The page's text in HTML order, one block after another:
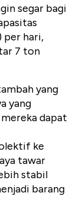
segar bagi
per hari,
7 ton
yang
yang
dapat
ke
tawar
stabil
barang